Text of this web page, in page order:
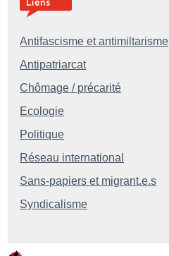
Antifascisme et antimiltarisme
Antipatriarcat
Chômage / précarité
Ecologie
Politique
Réseau international
Sans-papiers et migrant.e.s
Syndicalisme